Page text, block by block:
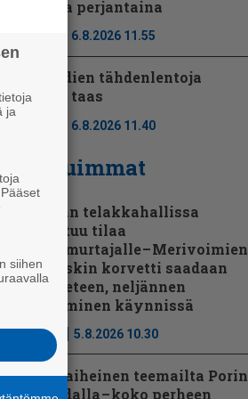
Porissa perjantaina
6.8.2026 11.55
Perseidien tähdenlentoja
näkyy taas
6.8.2026 11.40
Luetuimmat
Rauman telakkahallissa
vapautuu tilaa
jenkkimurtajalle – Merivoimien
kolmaskin korvetti saadaan
pian veteen, neljännen
kokoaminen käynnissä
Uutiset 5.8.2026 10.30
Hevosaiheinen teemailta Porin
raviradalla – koko perheen
ja
siihen